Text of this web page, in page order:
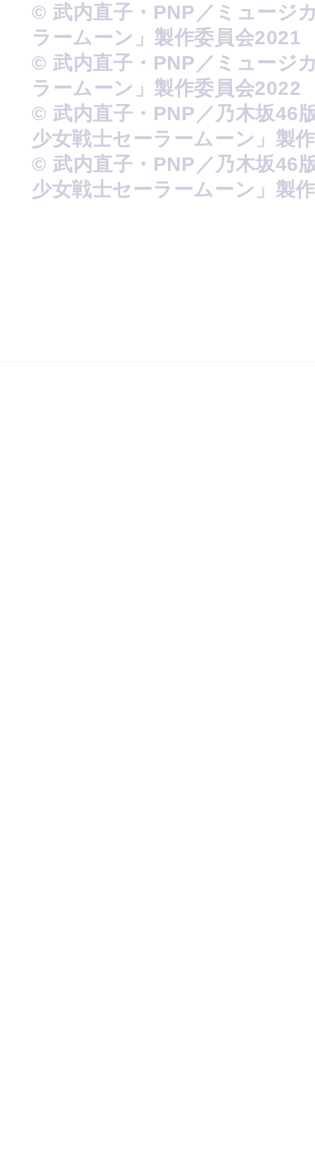
© 武内直子・PNP／ミュージ
ラームーン」製作委員会2021
© 武内直子・PNP／ミュージ
ラームーン」製作委員会2022
© 武内直子・PNP／乃木坂46
少女戦士セーラームーン」製
© 武内直子・PNP／乃木坂46
少女戦士セーラームーン」製